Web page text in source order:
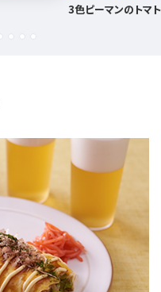
クリスマス手